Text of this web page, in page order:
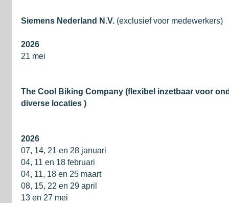
Siemens Nederland N.V. (exclusief voor medewerkers)
2026
21 mei
The Cool Biking Company (flexibel inzetbaar voor
diverse locaties )
2026
07, 14, 21 en 28 januari
04, 11 en 18 februari
04, 11, 18 en 25 maart
08, 15, 22 en 29 april
13 en 27 mei